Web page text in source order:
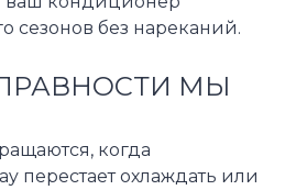
сезонов без нареканий.
МЫ
когда
перестает охлаждать или